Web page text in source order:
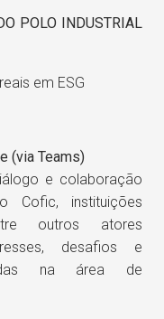
POLO INDUSTRIAL
em ESG
(via Teams)
e colaboração
Cofic, instituições
outros atores
desafios e
na área de